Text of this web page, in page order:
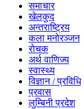
समाचार
खेलकुद
अन्तराष्ट्रिय
कला मनोरञ्जन
रोचक
अर्थ वाणिज्य
स्वास्थ्य
विज्ञान / प्रविधि
प्रवास
लुम्बिनी प्रदेश